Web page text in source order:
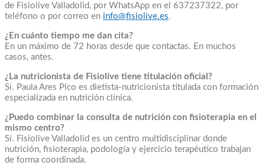
de Fisiolive Valladolid, por WhatsApp en el 637237322, por
teléfono o por correo en info@fisiolive.es.
¿En cuánto tiempo me dan cita?
En un máximo de 72 horas desde que contactas. En muchos
casos, antes.
¿La nutricionista de Fisiolive tiene titulación oficial?
Sí. Paula Ares Pico es dietista-nutricionista titulada con formación
especializada en nutrición clínica.
¿Puedo combinar la consulta de nutrición con fisioterapia en el
mismo centro?
Sí. Fisiolive Valladolid es un centro multidisciplinar donde
nutrición, fisioterapia, podología y ejercicio terapéutico trabajan
de forma coordinada.